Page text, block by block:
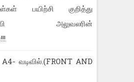
பயிற்சி குறித்து
அலுவலரின்
A4- வடிவில்.(FRONT AND